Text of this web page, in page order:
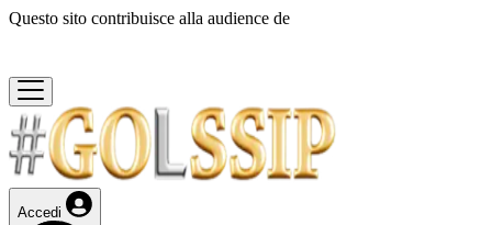
Questo sito contribuisce alla audience de
Accedi